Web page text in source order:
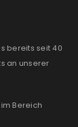
bereits seit 40
an unserer
Bereich